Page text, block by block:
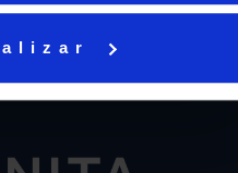
anos como líderes do
melhor escola do